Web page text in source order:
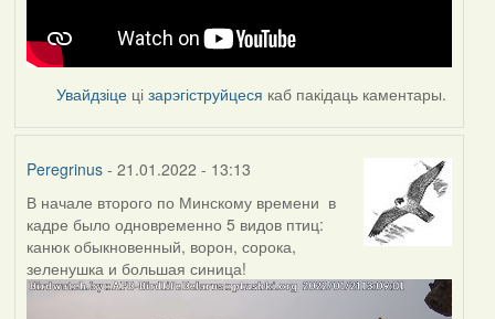
Увайдзіце цізарэгіструйцеся каб пакідаць каментары.
Peregrinus- 21.01.2022 - 13:13
В начале второго по Минскому времени в
кадре было одновременно 5 видов птиц:
канюк обыкновенный, ворон, сорока,
зеленушка и большая синица!